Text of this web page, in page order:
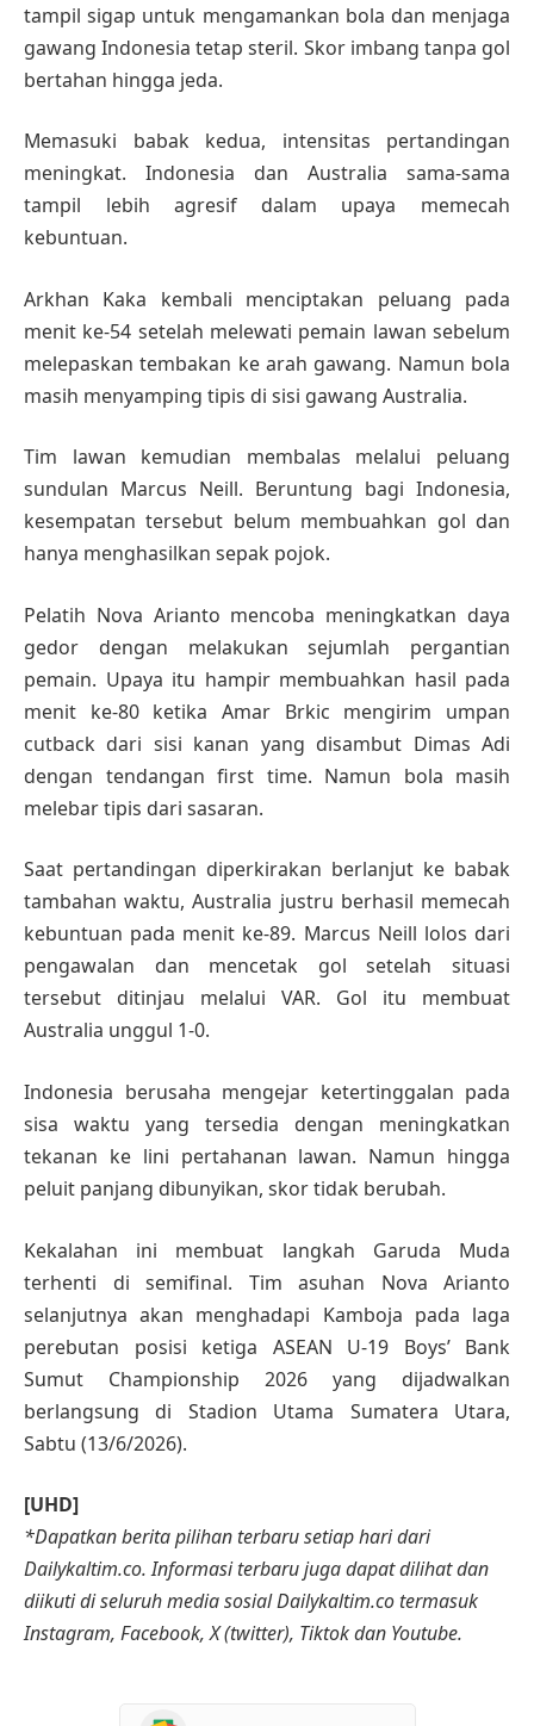
tampil sigap untuk mengamankan bola dan menjaga
gawang Indonesia tetap steril. Skor imbang tanpa gol
bertahan hingga jeda.
Memasuki babak kedua, intensitas pertandingan
meningkat. Indonesia dan Australia sama-sama
tampil lebih agresif dalam upaya memecah
kebuntuan.
Arkhan Kaka kembali menciptakan peluang pada
menit ke-54 setelah melewati pemain lawan sebelum
melepaskan tembakan ke arah gawang. Namun bola
masih menyamping tipis di sisi gawang Australia.
Tim lawan kemudian membalas melalui peluang
sundulan Marcus Neill. Beruntung bagi Indonesia,
kesempatan tersebut belum membuahkan gol dan
hanya menghasilkan sepak pojok.
Pelatih Nova Arianto mencoba meningkatkan daya
gedor dengan melakukan sejumlah pergantian
pemain. Upaya itu hampir membuahkan hasil pada
menit ke-80 ketika Amar Brkic mengirim umpan
cutback dari sisi kanan yang disambut Dimas Adi
dengan tendangan first time. Namun bola masih
melebar tipis dari sasaran.
Saat pertandingan diperkirakan berlanjut ke babak
tambahan waktu, Australia justru berhasil memecah
kebuntuan pada menit ke-89. Marcus Neill lolos dari
pengawalan dan mencetak gol setelah situasi
tersebut ditinjau melalui VAR. Gol itu membuat
Australia unggul 1-0.
Indonesia berusaha mengejar ketertinggalan pada
sisa waktu yang tersedia dengan meningkatkan
tekanan ke lini pertahanan lawan. Namun hingga
peluit panjang dibunyikan, skor tidak berubah.
Kekalahan ini membuat langkah Garuda Muda
terhenti di semifinal. Tim asuhan Nova Arianto
selanjutnya akan menghadapi Kamboja pada laga
perebutan posisi ketiga ASEAN U-19 Boys’ Bank
Sumut Championship 2026 yang dijadwalkan
berlangsung di Stadion Utama Sumatera Utara,
Sabtu (13/6/2026).
[UHD]
*Dapatkan berita pilihan terbaru setiap hari dari
Dailykaltim.co. Informasi terbaru juga dapat dilihat dan
diikuti di seluruh media sosial Dailykaltim.co termasuk
Instagram, Facebook, X (twitter), Tiktok dan Youtube.